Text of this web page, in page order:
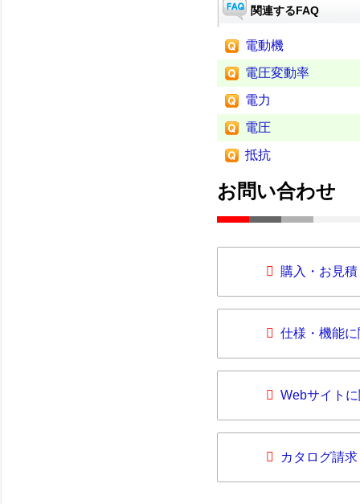
関連するFAQ
電動機
電圧変動率
電力
電圧
抵抗
お問い合わせ
購入・お見
仕様・機能
Webサイト
カタログ請求